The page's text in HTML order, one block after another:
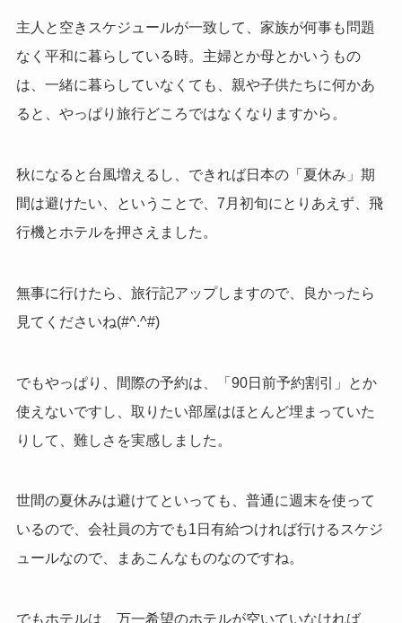
主人と空きスケジュールが一致して、家族が何事も問題
なく平和に暮らしている時。主婦とか母とかいうもの
は、一緒に暮らしていなくても、親や子供たちに何かあ
ると、やっぱり旅行どころではなくなりますから。
秋になると台風増えるし、できれば日本の「夏休み」期
間は避けたい、ということで、7月初旬にとりあえず、飛
行機とホテルを押さえました。
無事に行けたら、旅行記アップしますので、良かったら
見てくださいね(#^.^#)
でもやっぱり、間際の予約は、「90日前予約割引」とか
使えないですし、取りたい部屋はほとんど埋まっていた
りして、難しさを実感しました。
世間の夏休みは避けてといっても、普通に週末を使って
いるので、会社員の方でも1日有給つければ行けるスケジ
ュールなので、まあこんなものなのですね。
でもホテルは、万一希望のホテルが空いていなければ、